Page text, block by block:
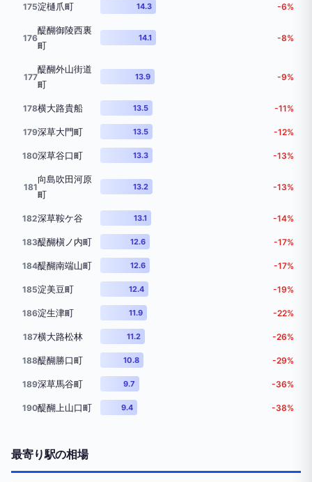
175淀樋爪町 14.3 -6%
176
醍醐御陵西裏
町
14.1 -8%
177
醍醐外山街道
町
13.9 -9%
178横大路貴船 13.5 -11%
179深草大門町 13.5 -12%
180深草谷口町 13.3 -13%
181
向島吹田河原
町
13.2 -13%
182深草鞍ケ谷 13.1 -14%
183醍醐槇ノ内町 12.6 -17%
184醍醐南端山町 12.6 -17%
185淀美豆町 12.4 -19%
186淀生津町 11.9 -22%
187横大路松林 11.2 -26%
188醍醐勝口町 10.8 -29%
189深草馬谷町 9.7 -36%
190醍醐上山口町 9.4 -38%
最寄り駅の相場